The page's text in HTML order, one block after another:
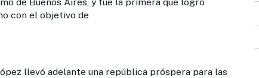
con el objetivo de
llevó adelante una república próspera para las